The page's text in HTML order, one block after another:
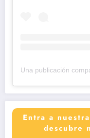
Entra a
descubre